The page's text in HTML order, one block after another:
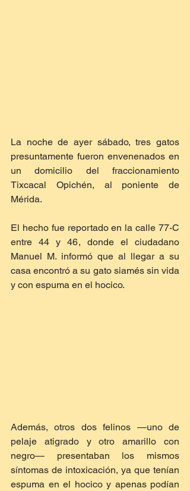
La noche de ayer sábado, tres gatos
presuntamente fueron envenenados en
un domicilio del fraccionamiento
Tixcacal Opichén, al poniente de
Mérida.
El hecho fue reportado en la calle 77-C
entre 44 y 46, donde el ciudadano
Manuel M. informó que al llegar a su
casa encontró a su gato siamés sin vida
y con espuma en el hocico.
Además, otros dos felinos —uno de
pelaje atigrado y otro amarillo con
negro— presentaban los mismos
síntomas de intoxicación, ya que tenían
espuma en el hocico y apenas podían